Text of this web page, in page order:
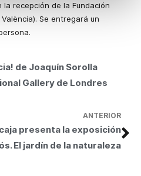
recepción de la Fundación
Se entregará un
ANTERIOR
presenta la exposición
El jardín de la naturaleza
de Joaquín Sorolla
Gallery de Londres